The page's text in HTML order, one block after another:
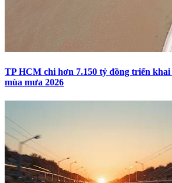
TP HCM chi hơn 7.150 tỷ đồng triển
mùa mưa 2026